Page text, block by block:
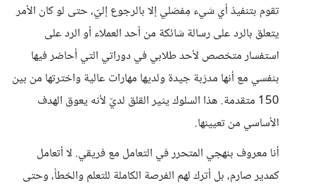
تقوم بتنفيذ أي شيء مِفصَلي إلا بالرجوع إليّ، حتى لو كان الأمر
يتعلق بالرد على رسالة شائكة من أحد العملاء أو الرد على
استفسار متخصص لأحد طلابي في دوراتي التي أحاضر فيها
بنفسي مع أنها مدرَبة جيدة ولديها مهارات عالية واخترتها من بين
150 متقدمة. هذا السلوك يثير القلق لديّ لأنه يعوق الهدف
الأساسي من تعيينها.
أنا معروف بنهجي المتحرر في التعامل مع فريقي. لا أتعامل
كمدير صارم، بل أترك لهم الفرصة الكاملة للتعلم والخطأ، وحتى